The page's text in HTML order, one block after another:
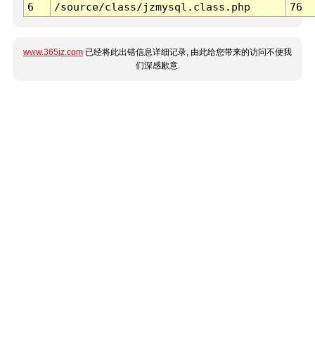
6
/source/class/jzmysql.class.php 76
www.365jz.com 已经将此出错信息详细记录, 由此给您带来的访问不便我
们深感歉意.